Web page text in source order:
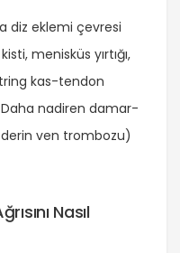
diz eklemi çevresi
menisküs yırtığı,
kas-tendon
nadiren damar-
derin ven trombozu)
Nasıl